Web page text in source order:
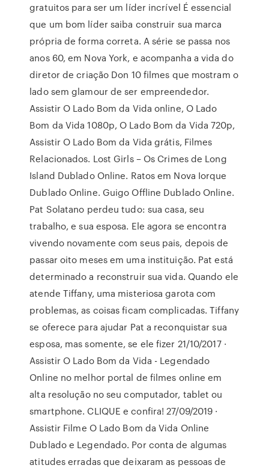
gratuitos para ser um líder incrível É essencial
que um bom líder saiba construir sua marca
própria de forma correta. A série se passa nos
anos 60, em Nova York, e acompanha a vida do
diretor de criação Don 10 filmes que mostram o
lado sem glamour de ser empreendedor.
Assistir O Lado Bom da Vida online, O Lado
Bom da Vida 1080p, O Lado Bom da Vida 720p,
Assistir O Lado Bom da Vida grátis, Filmes
Relacionados. Lost Girls – Os Crimes de Long
Island Dublado Online. Ratos em Nova Iorque
Dublado Online. Guigo Offline Dublado Online.
Pat Solatano perdeu tudo: sua casa, seu
trabalho, e sua esposa. Ele agora se encontra
vivendo novamente com seus pais, depois de
passar oito meses em uma instituição. Pat está
determinado a reconstruir sua vida. Quando ele
atende Tiffany, uma misteriosa garota com
problemas, as coisas ficam complicadas. Tiffany
se oferece para ajudar Pat a reconquistar sua
esposa, mas somente, se ele fizer 21/10/2017 ·
Assistir O Lado Bom da Vida - Legendado
Online no melhor portal de filmes online em
alta resolução no seu computador, tablet ou
smartphone. CLIQUE e confira! 27/09/2019 ·
Assistir Filme O Lado Bom da Vida Online
Dublado e Legendado. Por conta de algumas
atitudes erradas que deixaram as pessoas de